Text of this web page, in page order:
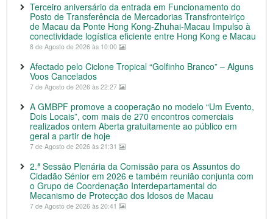
Terceiro aniversário da entrada em Funcionamento do
Posto de Transferência de Mercadorias Transfronteiriço
de Macau da Ponte Hong Kong-Zhuhai-Macau Impulso à
conectividade logística eficiente entre Hong Kong e Macau
8 de Agosto de 2026 às 10:00
Afectado pelo Ciclone Tropical “Golfinho Branco” – Alguns
Voos Cancelados
7 de Agosto de 2026 às 22:27
A GMBPF promove a cooperação no modelo “Um Evento,
Dois Locais”, com mais de 270 encontros comerciais
realizados ontem Aberta gratuitamente ao público em
geral a partir de hoje
7 de Agosto de 2026 às 21:31
2.ª Sessão Plenária da Comissão para os Assuntos do
Cidadão Sénior em 2026 e também reunião conjunta com
o Grupo de Coordenação Interdepartamental do
Mecanismo de Protecção dos Idosos de Macau
7 de Agosto de 2026 às 20:41